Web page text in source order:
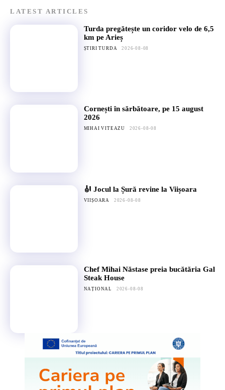
LATEST ARTICLES
Turda pregătește un coridor velo de 6,5
km pe Arieș
ȘTIRI TURDA 2026-08-08
Cornești în sărbătoare, pe 15 august
2026
MIHAI VITEAZU 2026-08-08
🎻 Jocul la Șură revine la Viișoara
VIIȘOARA 2026-08-08
Chef Mihai Năstase preia bucătăria Gal
Steak House
NAȚIONAL 2026-08-08